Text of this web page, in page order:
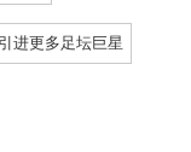
进更多足坛巨星